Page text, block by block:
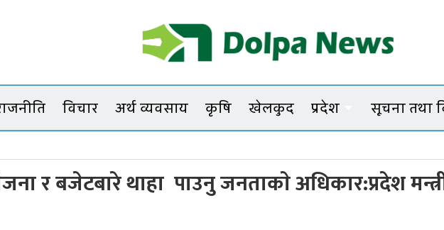
Dolpanews
विचार अर्थ व्यवसाय कृषि खेलकुद प्रदेश सूचना तथा
र बजेटबारे थाहा पाउनु जनताकाे अधिकार:प्रदेश